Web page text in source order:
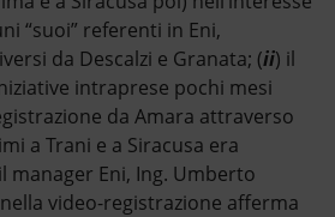
“suoi” referenti in Eni,
da Descalzi e Granata; (ii) il
intraprese pochi mesi
da Amara attraverso
a Trani e a Siracusa era
manager Eni, Ing. Umberto
video-registrazione afferma